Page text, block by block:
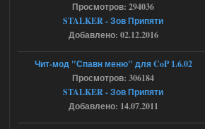
Объединенный Пак 2 + OGSR +
STCoP WP 3.4
Доступно только для пользователей
Ответить ➤
Просмотров: 294036
STALKER - Зов Припяти
Добавлено: 02.12.2016
Чит-мод "Спавн меню" для CoP 1.6.02
Просмотров: 306184
STALKER - Зов Припяти
Добавлено: 14.07.2011